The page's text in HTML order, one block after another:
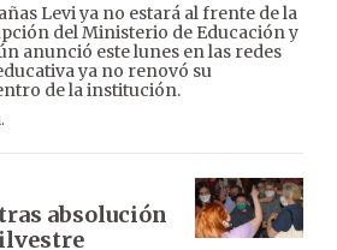
Levi ya no estará al frente de la
del Ministerio de Educación y
anunció este lunes en las redes
ya no renovó su
de la institución.
absolución